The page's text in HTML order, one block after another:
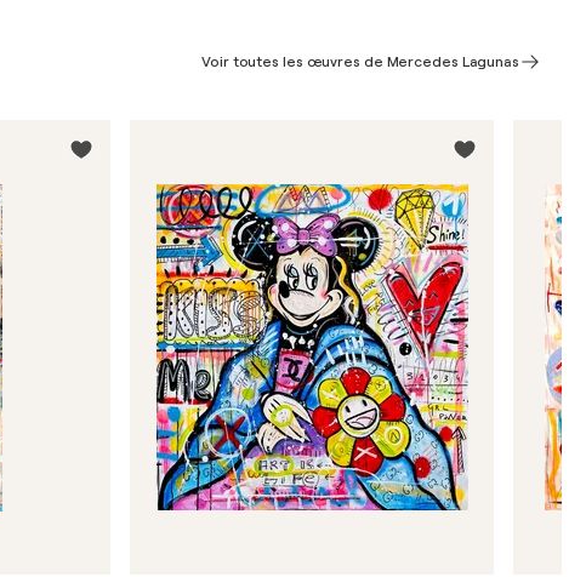
Voir toutes les œuvres de Mercedes Lagunas